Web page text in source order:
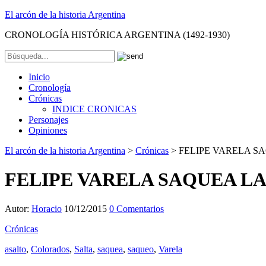
El arcón de la historia Argentina
CRONOLOGÍA HISTÓRICA ARGENTINA (1492-1930)
Inicio
Cronología
Crónicas
INDICE CRONICAS
Personajes
Opiniones
El arcón de la historia Argentina > Crónicas > FELIPE VARELA
FELIPE VARELA SAQUEA
Autor: Horacio 10/12/2015 0 Comentarios
Crónicas
asalto, Colorados, Salta, saquea, saqueo, Varela